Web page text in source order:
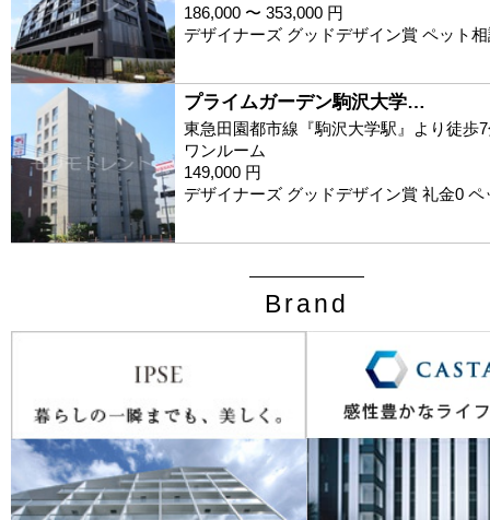
186,000 〜 353,000 円
デザイナーズ グッドデザイン賞 ペット
プライムガーデン駒沢大学…
東急田園都市線『駒沢大学駅』より徒歩
ワンルーム
149,000 円
デザイナーズ グッドデザイン賞 礼金0 ペ
Brand